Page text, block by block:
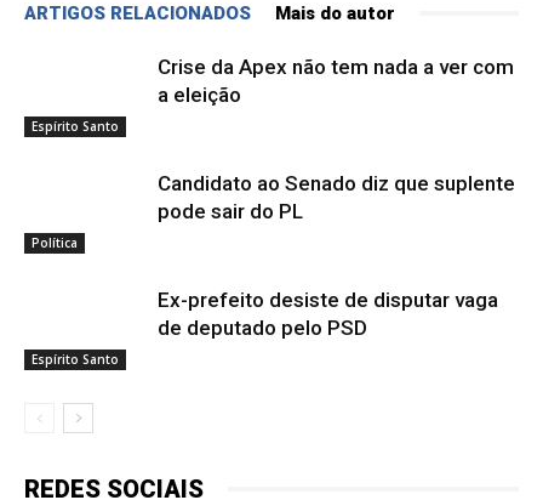
ARTIGOS RELACIONADOS Mais do autor
Espírito Santo
Crise da Apex não tem nada a ver com
a eleição
Política
Candidato ao Senado diz que suplente
pode sair do PL
Espírito Santo
Ex-prefeito desiste de disputar vaga
de deputado pelo PSD
REDES SOCIAIS